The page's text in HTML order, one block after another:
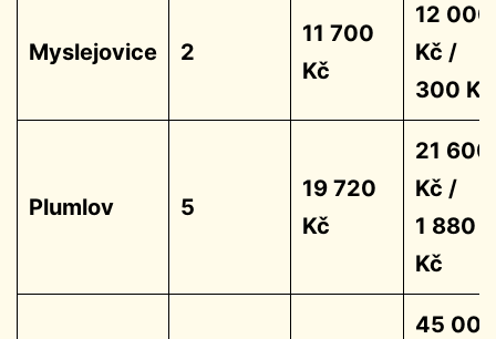
Myslejovice 2
11 700
Kč
12 000
Kč /
300 Kč
Plumlov 5
19 720
Kč
21 600
Kč /
1 880
Kč
45 000